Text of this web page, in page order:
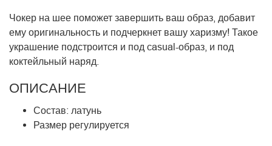
Чокер на шее поможет завершить ваш образ, добавит
ему оригинальность и подчеркнет вашу харизму! Такое
украшение подстроится и под casual-образ, и под
коктейльный наряд.
ОПИСАНИЕ
Состав: латунь
Размер регулируется